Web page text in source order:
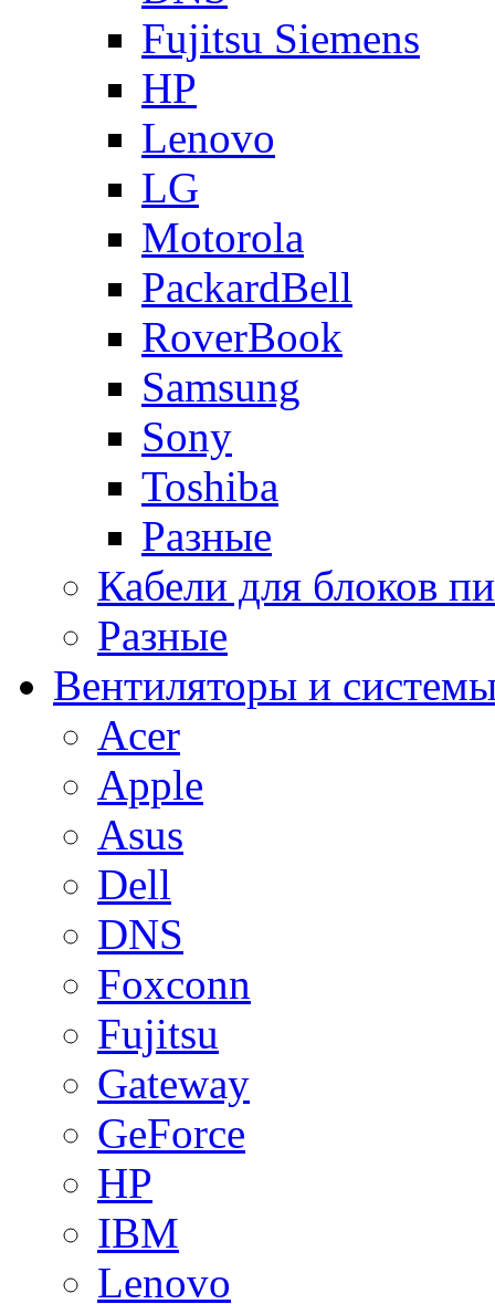
Fujitsu Siemens
HP
Lenovo
LG
Motorola
PackardBell
RoverBook
Samsung
Sony
Toshiba
Разные
Кабели для блоков
Разные
Вентиляторы и
Acer
Apple
Asus
Dell
DNS
Foxconn
Fujitsu
Gateway
GeForce
HP
IBM
Lenovo